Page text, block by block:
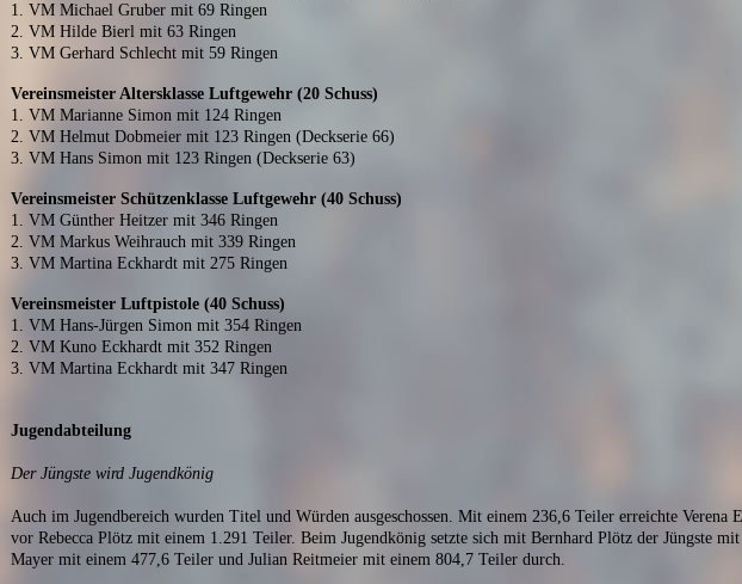
1. VM Michael Gruber mit 69 Ringen
2. VM Hilde Bierl mit 63 Ringen
3. VM Gerhard Schlecht mit 59 Ringen
Vereinsmeister Altersklasse Luftgewehr (20 Schuss)
1. VM Marianne Simon mit 124 Ringen
2. VM Helmut Dobmeier mit 123 Ringen (Deckserie 66)
3. VM Hans Simon mit 123 Ringen (Deckserie 63)
Vereinsmeister Schützenklasse Luftgewehr (40 Schuss)
1. VM Günther Heitzer mit 346 Ringen
2. VM Markus Weihrauch mit 339 Ringen
3. VM Martina Eckhardt mit 275 Ringen
Vereinsmeister Luftpistole (40 Schuss)
1. VM Hans-Jürgen Simon mit 354 Ringen
2. VM Kuno Eckhardt mit 352 Ringen
3. VM Martina Eckhardt mit 347 Ringen
Jugendabteilung
Der Jüngste wird Jugendkönig
Auch im Jugendbereich wurden Titel und Würden ausgeschossen. Mit einem 236,6 Teiler erreichte Verena
vor Rebecca Plötz mit einem 1.291 Teiler. Beim Jugendkönig setzte sich mit Bernhard Plötz der Jüngste
Mayer mit einem 477,6 Teiler und Julian Reitmeier mit einem 804,7 Teiler durch.